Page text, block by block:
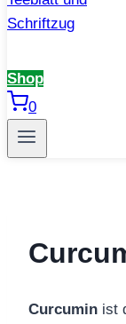
Shop
0
Curcumin ist